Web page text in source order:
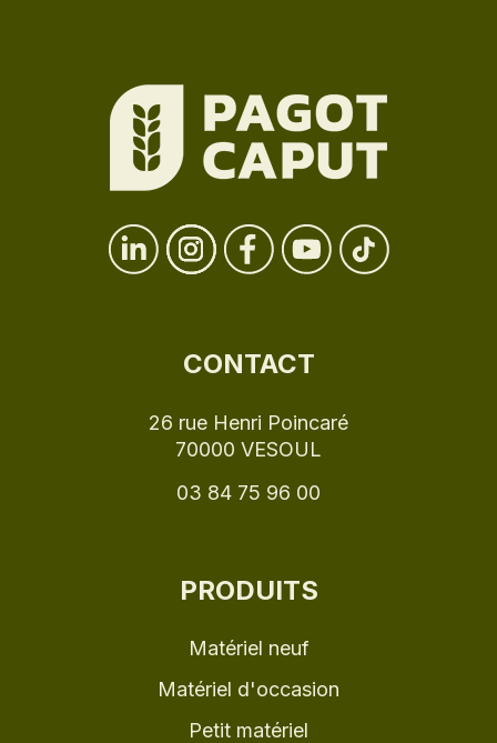
CONTACT
26 rue Henri Poincaré
70000 VESOUL
03 84 75 96 00
PRODUITS
Matériel neuf
Matériel d'occasion
Petit matériel